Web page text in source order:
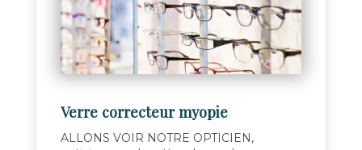
Verre correcteur myopie
ALLONS VOIR NOTRE OPTICIEN,